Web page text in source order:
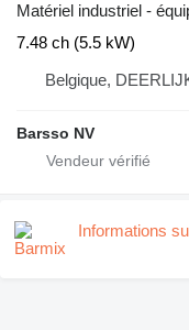
Matériel industriel -
7.48 ch (5.5 kW)
Belgique,
Barsso NV
Informations